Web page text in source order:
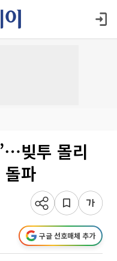
빚투 몰리
돌파
구글 선호매체 추가